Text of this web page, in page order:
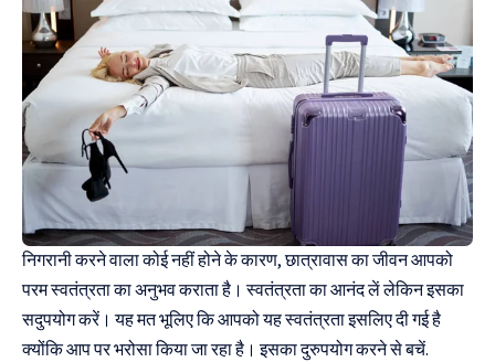
निगरानी करने वाला कोई नहीं होने के कारण, छात्रावास का जीवन आपको
परम स्वतंत्रता का अनुभव कराता है। स्वतंत्रता का आनंद लें लेकिन इसका
सदुपयोग करें। यह मत भूलिए कि आपको यह स्वतंत्रता इसलिए दी गई है
क्योंकि आप पर भरोसा किया जा रहा है। इसका दुरुपयोग करने से बचें.